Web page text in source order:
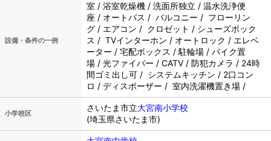
設備・条件の一例
室 / 浴室乾燥機 / 洗面所独立 / 温水洗浄便
座 / オートバス / バルコニー / フローリン
グ / エアコン / クロゼット / シューズボック
ス / TVインターホン / オートロック / エレベ
ーター / 宅配ボックス / 駐輪場 / バイク置
場 / 光ファイバー / CATV / 防犯カメラ / 24時
間ゴミ出し可 / システムキッチン / 2口コン
ロ / ディスポーザー / 室内洗濯機置き場 /
小学校区
さいたま市立大宮南小学校
(埼玉県さいたま市)